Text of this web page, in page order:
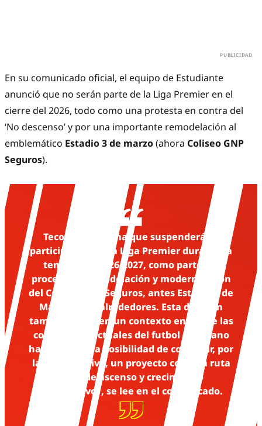
En su comunicado oficial, el equipo de Estudiante
anunció que no serán parte de la Liga Premier en el
cierre del 2026, todo como una protesta en contra del
‘No descenso’ y por una importante remodelación al
emblemático Estadio 3 de marzo(ahora Coliseo GNP
Seguros).
Tecos F.C. informa que suspenderá su
participación en la Liga Premier durante la
temporada 2026-2027, como parte del
proceso de remodelación y modernización
del Coliseo GNP Seguros, antes Estadio 3 de
Marzo, y sus alrededores. Esta decisión
también se da en un contexto en el que las
condiciones actuales del futbol mexicano
han limitado la posibilidad de construir, por
la vía deportiva, un proyecto con una ruta
clara de ascenso y crecimiento
competitivo”, se lee en el comunicado.